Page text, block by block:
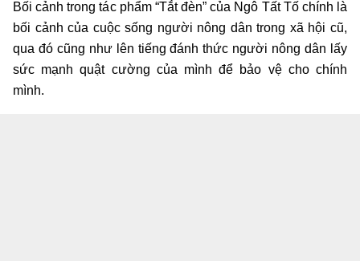
Bối cảnh trong tác phẩm “Tắt đèn” của Ngô Tất Tố chính là
bối cảnh của cuộc sống người nông dân trong xã hội cũ,
qua đó cũng như lên tiếng đánh thức người nông dân lấy
sức mạnh quật cường của mình để bảo vệ cho chính
mình.